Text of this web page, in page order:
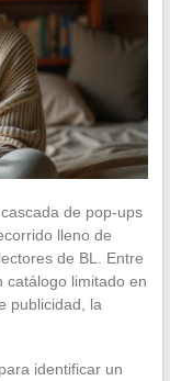
de pop-ups
lleno de
de BL. Entre
catálogo limitado en
publicidad, la
identificar un